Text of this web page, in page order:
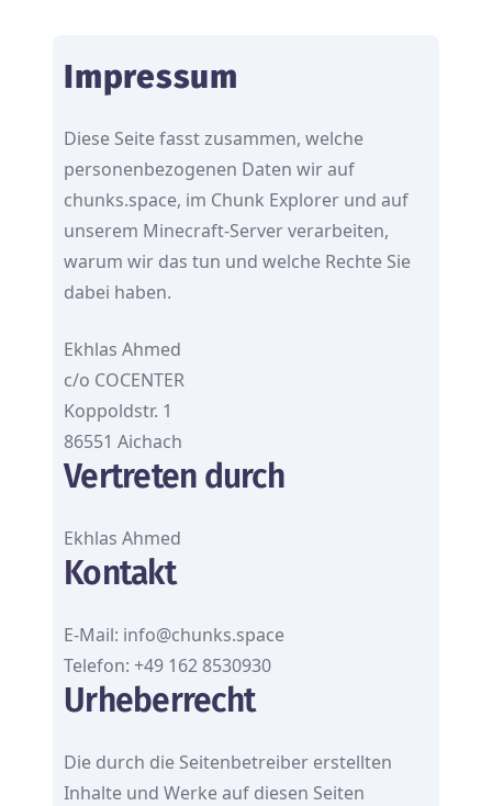
Impressum
Diese Seite fasst zusammen, welche
personenbezogenen Daten wir auf
chunks.space, im Chunk Explorer und auf
unserem Minecraft-Server verarbeiten,
warum wir das tun und welche Rechte Sie
dabei haben.
Ekhlas Ahmed
c/o COCENTER
Koppoldstr. 1
86551 Aichach
Vertreten durch
Ekhlas Ahmed
Kontakt
E-Mail: info@chunks.space
Telefon: +49 162 8530930
Urheberrecht
Die durch die Seitenbetreiber erstellten
Inhalte und Werke auf diesen Seiten